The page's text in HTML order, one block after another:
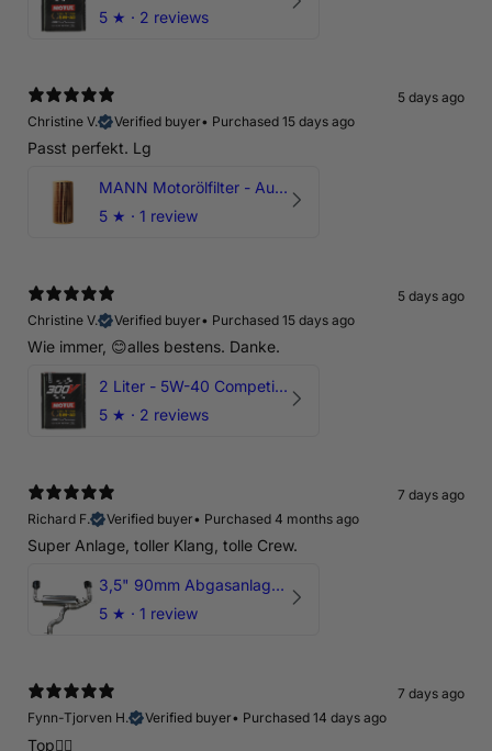
5 ★ · 2 reviews
5 days ago
Christine V.
Verified buyer• Purchased 15 days ago
Passt perfekt. Lg
MANN Motorölfilter - Audi RS3 TTRS RSQ3 VZ5 - DAZ DNW
5 ★ · 1 review
5 days ago
Christine V.
Verified buyer• Purchased 15 days ago
Wie immer, 😊alles bestens. Danke.
2 Liter - 5W-40 Competition 300V Motul Motoröl
5 ★ · 2 reviews
7 days ago
Richard F.
Verified buyer• Purchased 4 months ago
Super Anlage, toller Klang, tolle Crew.
3,5" 90mm Abgasanlage AUDI RSQ3 DNWA 2.5 TFSI
5 ★ · 1 review
7 days ago
Fynn-Tjorven H.
Verified buyer• Purchased 14 days ago
Top👍🏼